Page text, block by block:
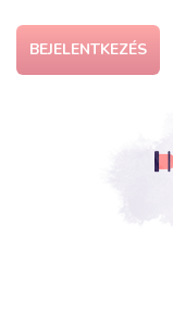
BEJELENTKEZÉS